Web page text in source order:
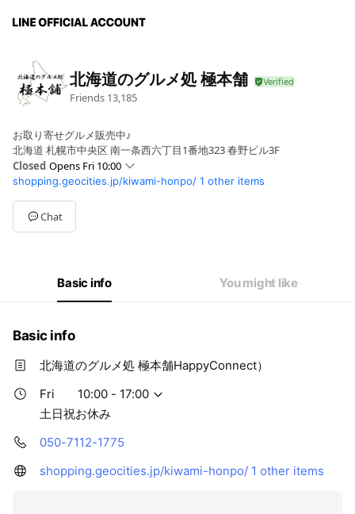
北海道のグルメ処 極本舗
Friends 13,185
お取り寄せグルメ販売中♪
北海道 札幌市中央区 南一条西六丁目1番地323 春野ビル3F
Closed Opens Fri 10:00
SunClosed
Mon10:00 - 17:00
Tue10:00 - 17:00
Wed10:00 - 17:00
土日祝お休み
shopping.geocities.jp/kiwami-honpo/ 1 other items
Chat
Basic info You might like
Basic info
北海道のグルメ処 極本舗HappyConnect）
Fri
10:00 - 17:00
土日祝お休み
050-7112-1775
shopping.geocities.jp/kiwami-honpo/ 1 other items